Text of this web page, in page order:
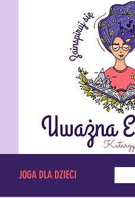
JOGA DLA DZIECI